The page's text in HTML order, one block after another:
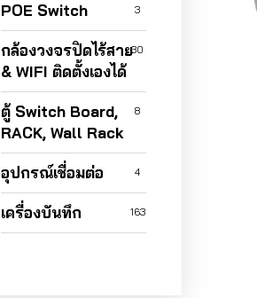
POE Switch 3
กล้องวงจรปิดไร้สาย
& WIFI ติดตั้งเองได้
30
ตู้ Switch Board,
RACK, Wall Rack
8
อุปกรณ์เชื่อมต่อ 4
เครื่องบันทึก 163